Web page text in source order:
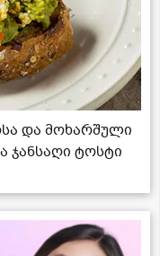
და მოხარშული
ჯანსაღი ტოსტი